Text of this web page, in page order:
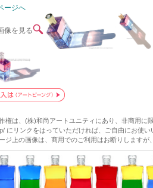
ージへ
像を見る
権は、(株)和尚アートユニティにあり、非商用
にリンクをはっていただければ、ご自由にお使い
ジ上の画像は、商用でのご利用はお断りします